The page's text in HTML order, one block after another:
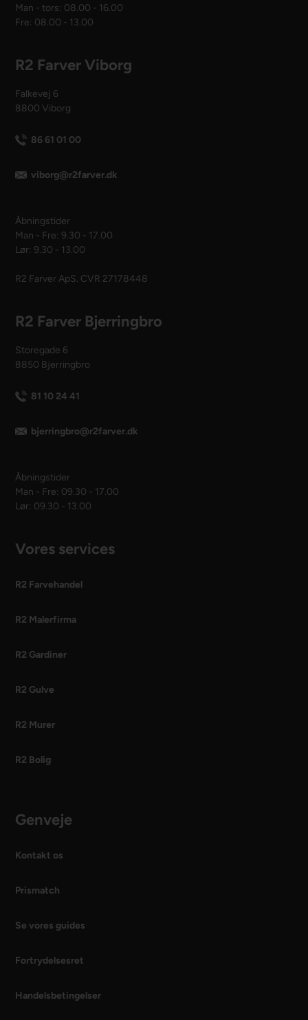
Man - tors: 08.00 - 16.00
Fre: 08.00 - 13.00
R2 Farver Viborg
Falkevej 6
8800 Viborg
86 61 01 00
viborg@r2farver.dk
Åbningstider
Man - Fre: 9.30 - 17.00
Lør: 9.30 - 13.00
R2 Farver ApS. CVR 27178448
R2 Farver Bjerringbro
Storegade 6
8850 Bjerringbro
81 10 24 41
bjerringbro@r2farver.dk
Åbningstider
Man - Fre: 09.30 - 17.00
Lør: 09.30 - 13.00
Vores services
R2 Farvehandel
R2 Malerfirma
R2 Gardiner
R2 Gulve
R2 Murer
R2 Bolig
Genveje
Kontakt os
Prismatch
Se vores guides
Fortrydelsesret
Handelsbetingelser